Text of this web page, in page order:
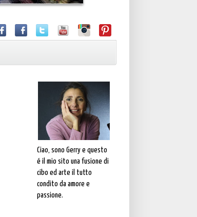
Ciao, sono Gerry e questo
é il mio sito una fusione di
cibo ed arte il tutto
condito da amore e
passione.